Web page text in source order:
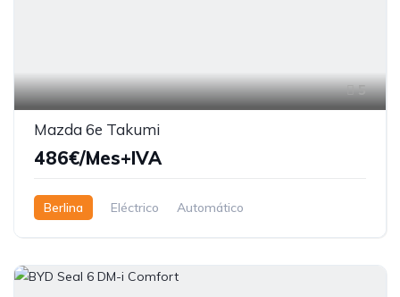
5
Mazda 6e Takumi
486€/Mes+IVA
Berlina Eléctrico Automático